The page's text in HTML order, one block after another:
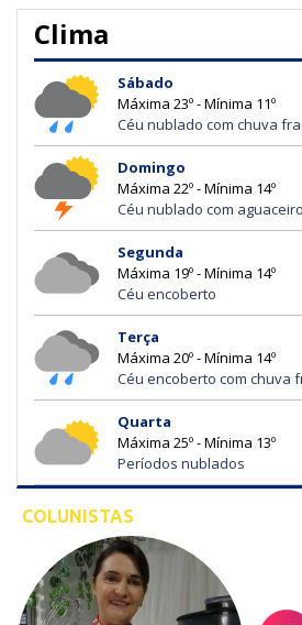
Clima
Sábado
Máxima 23º - Mínima 11º
Céu nublado com chuva
Domingo
Máxima 22º - Mínima 14º
Céu nublado com
Segunda
Máxima 19º - Mínima 14º
Céu encoberto
Terça
Máxima 20º - Mínima 14º
Céu encoberto com chuva
Quarta
Máxima 25º - Mínima 13º
Períodos nublados
COLUNISTAS